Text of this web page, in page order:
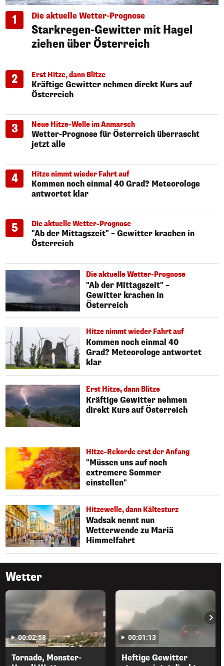
1 Die aktuelle Wetter-Prognose
Starkregen-Gewitter mit Hagel
ziehen über Österreich
2 Erst Hitze, dann Blitze
Kräftige Gewitter nehmen direkt Kurs auf
Österreich
3 Neue Hitze-Welle im Anmarsch
Wetter-Prognose für Österreich überrascht
jetzt alle
4 Hitze nimmt wieder Fahrt auf
Kommen noch einmal 40 Grad? Meteorologe
antwortet klar
5 Die aktuelle Wetter-Prognose
"Ab der Mittagszeit" – Gewitter krachen in
Österreich
Die aktuelle Wetter-Prognose
"Ab der Mittagszeit" –
Gewitter krachen in
Österreich
Hitze nimmt wieder Fahrt auf
Kommen noch einmal 40
Grad? Meteorologe antwortet
klar
Erst Hitze, dann Blitze
Kräftige Gewitter nehmen
direkt Kurs auf Österreich
Hitze-Rekorde erst der Anfang
"Müssen uns auf noch
extremere Sommer
einstellen"
Hitzewelle, dann Kältesturz
Wadsak nennt nun
Wetterwende zu Mariä
Himmelfahrt
Wetter
00:02:58
Tornado, Monster-
00:01:13
Heftige Gewitter